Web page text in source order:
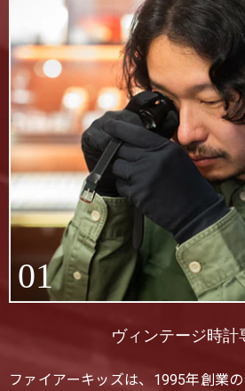
01
ヴィンテージ時計
ファイアーキッズは、1995年創業